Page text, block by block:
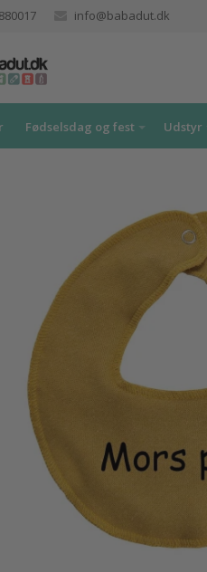
info@babadut.dk
Fødselsdag og fest Udstyr